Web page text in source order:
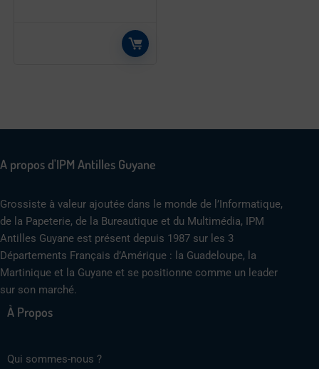
A propos d'IPM Antilles Guyane
Grossiste à valeur ajoutée dans le monde de l’Informatique,
de la Papeterie, de la Bureautique et du Multimédia, IPM
Antilles Guyane est présent depuis 1987 sur les 3
Départements Français d’Amérique : la Guadeloupe, la
Martinique et la Guyane et se positionne comme un leader
sur son marché.
À Propos
Qui sommes-nous ?